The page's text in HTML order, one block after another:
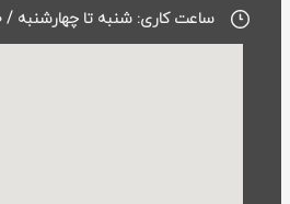
ساعت کاری: شنبه تا چهارشنبه / ۱۷:۰۰ تا ۹:۰۰